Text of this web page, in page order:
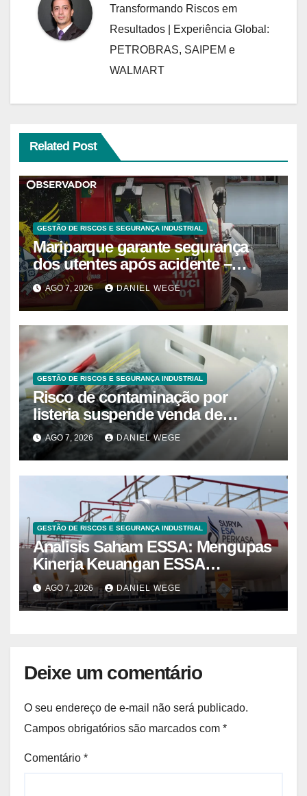
Transformando Riscos em
Resultados | Experiência Global:
PETROBRAS, SAIPEM e
WALMART
Related Post
GESTÃO DE RISCOS E SEGURANÇA INDUSTRIAL
Mariparque garante segurança
dos utentes após acidente –
Observador
AGO 7, 2026 DANIEL WEGE
GESTÃO DE RISCOS E SEGURANÇA INDUSTRIAL
Risco de contaminação por
listeria suspende venda de
mirtilos em fábricas da América
do Norte – Mix Vale
AGO 7, 2026 DANIEL WEGE
GESTÃO DE RISCOS E SEGURANÇA INDUSTRIAL
Analisis Saham ESSA: Mengupas
Kinerja Keuangan ESSA
Semester I 2026
AGO 7, 2026 DANIEL WEGE
Deixe um comentário
O seu endereço de e-mail não será publicado.
Campos obrigatórios são marcados com *
Comentário *